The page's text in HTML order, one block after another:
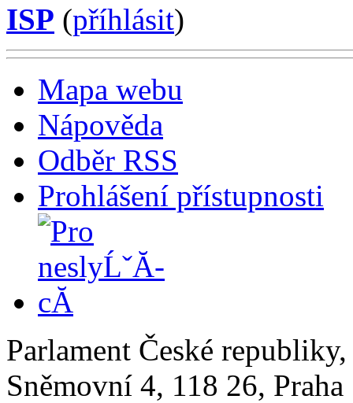
ISP (příhlásit)
Mapa webu
Nápověda
Odběr RSS
Prohlášení přístupnosti
Parlament České
Sněmovní 4, 118 26,